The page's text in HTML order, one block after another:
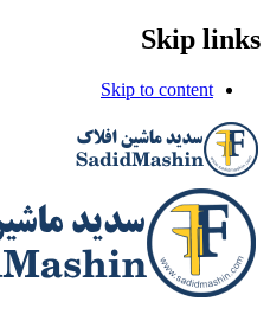
Skip links
Skip to content